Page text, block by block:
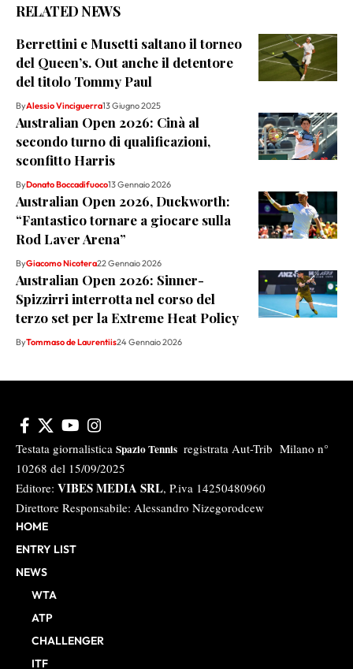
RELATED NEWS
Berrettini e Musetti saltano il torneo
del Queen’s. Out anche il detentore
del titolo Tommy Paul
ByAlessio Vinciguerra13 Giugno 2025
Australian Open 2026: Cinà al
secondo turno di qualificazioni,
sconfitto Harris
ByDonato Boccadifuoco13 Gennaio 2026
Australian Open 2026, Duckworth:
“Fantastico tornare a giocare sulla
Rod Laver Arena”
ByGiacomo Nicotera22 Gennaio 2026
Australian Open 2026: Sinner-
Spizzirri interrotta nel corso del
terzo set per la Extreme Heat Policy
ByTommaso de Laurentiis24 Gennaio 2026
Testata giornalistica Spazio Tennis registrata Aut-Trib Milano n°
10268 del 15/09/2025
Editore: VIBES MEDIA SRL, P.iva 14250480960
Direttore Responsabile: Alessandro Nizegorodcew
HOME
ENTRY LIST
NEWS
WTA
ATP
CHALLENGER
ITF